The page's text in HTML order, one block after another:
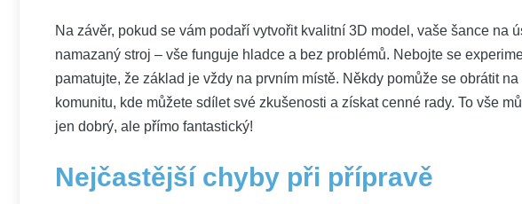
Na závěr, pokud se vám podaří vytvořit kvalitní 3D model, vaše šance na
namazaný stroj – vše funguje hladce a bez problémů. Nebojte se
pamatujte, že základ je vždy na prvním místě. Někdy pomůže se obrátit
komunitu, kde můžete sdílet své zkušenosti a získat cenné rady. To vše
jen dobrý, ale přímo fantastický!
Nejčastější chyby při přípravě